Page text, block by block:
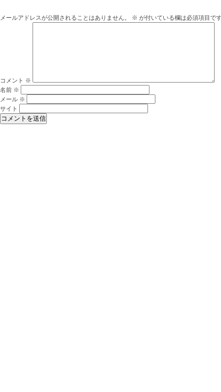
メールアドレスが公開されることはありません。 ※ が付いている欄は必須項目で
コメント ※
名前 ※
メール ※
サイト